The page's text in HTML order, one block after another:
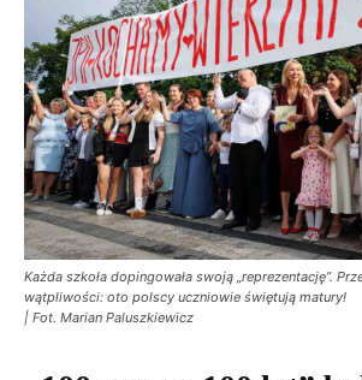
Każda szkoła dopingowała swoją „reprezentację”.
wątpliwości: oto polscy uczniowie świętują matury!
| Fot. Marian Paluszkiewicz